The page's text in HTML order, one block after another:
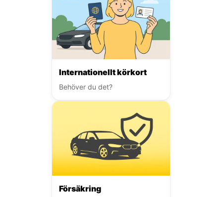
Internationellt körkort
Behöver du det?
Försäkring